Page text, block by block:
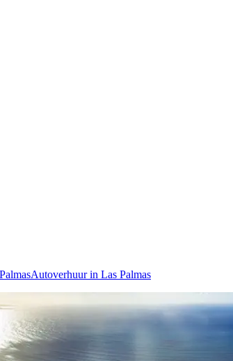
Autoverhuur in Las Palmas